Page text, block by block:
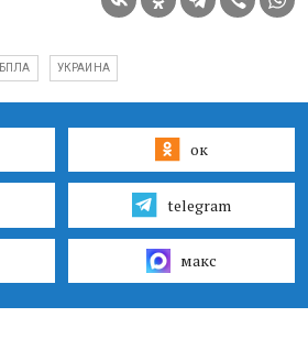
БПЛА УКРАИНА
ок
telegram
макс